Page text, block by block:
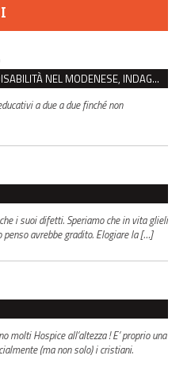
BULLISMO SU STUDENTE CON DISABILITÀ NEL MODENESE, INDAGATI DUE RAGAZZI DI 16 ANNI
a due a due finché non
i suoi difetti. Speriamo che in vita glieli
avrebbe gradito. Elogiare la […]
molti Hospice all’altezza ! E’ proprio una
(ma non solo) i cristiani.